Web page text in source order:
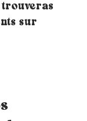
trouveras
sur